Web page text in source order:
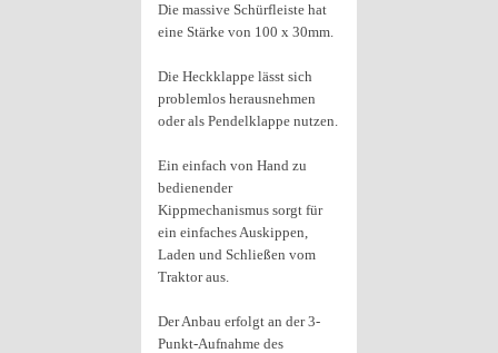
Die massive Schürfleiste hat
eine Stärke von 100 x 30mm.
Die Heckklappe lässt sich
problemlos herausnehmen
oder als Pendelklappe nutzen.
Ein einfach von Hand zu
bedienender
Kippmechanismus sorgt für
ein einfaches Auskippen,
Laden und Schließen vom
Traktor aus.
Der Anbau erfolgt an der 3-
Punkt-Aufnahme des